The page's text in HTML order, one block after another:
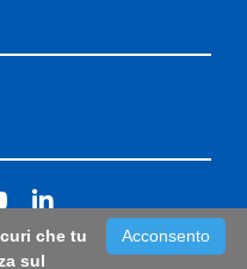
di prima istanza per
Acconsento
che tu
sul